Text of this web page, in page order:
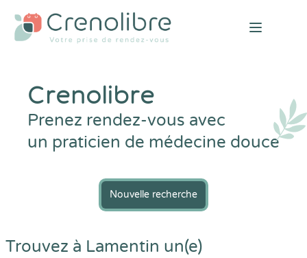
Open
Crenolibre
Prenez rendez-vous avec
un praticien de médecine douce
Nouvelle recherche
Trouvez à Lamentin un(e)